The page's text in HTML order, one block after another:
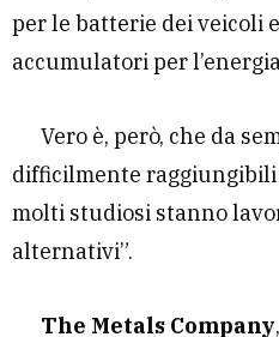
per le batterie dei veicoli
accumulatori per
Vero è, però, che da
difficilmente raggiungibili
molti studiosi stanno
alternativi”.
The Metals Company